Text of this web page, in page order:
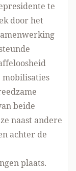
te
door het
mobilisaties
beide
naast andere
achter de
plaats.